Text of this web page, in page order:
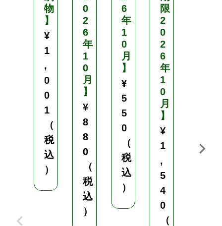
物
】
¥
1
,
0
0
1
（
税
込
）
0
2
6
年
1
0
月
】
¥
8
8
0
（
税
込
）
6
年
1
0
月
】
¥
5
5
0
（
税
込
）
限
2
0
2
6
年
1
0
月
】
¥
1
,
5
4
0
（
合